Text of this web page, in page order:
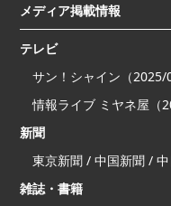
メディア掲載情報
テレビ
サン！シャイン（2025/
情報ライブ ミヤネ屋（
新聞
東京新聞 / 中国新聞 /
雑誌・書籍